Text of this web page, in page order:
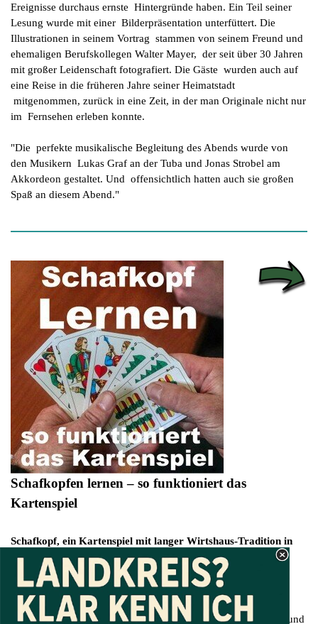
Ereignisse durchaus ernste Hintergründe haben. Ein Teil seiner
Lesung wurde mit einer Bilderpräsentation unterfüttert. Die
Illustrationen in seinem Vortrag stammen von seinem Freund und
ehemaligen Berufskollegen Walter Mayer, der seit über 30 Jahren
mit großer Leidenschaft fotografiert. Die Gäste wurden auch auf
eine Reise in die früheren Jahre seiner Heimatstadt
mitgenommen, zurück in eine Zeit, in der man Originale nicht nur
im Fernsehen erleben konnte.
"Die perfekte musikalische Begleitung des Abends wurde von
den Musikern Lukas Graf an der Tuba und Jonas Strobel am
Akkordeon gestaltet. Und offensichtlich hatten auch sie großen
Spaß an diesem Abend."
Schafkopfen lernen – so funktioniert das
Kartenspiel
Schafkopf, ein Kartenspiel mit langer Wirtshaus-Tradition in
Bayern
6. Oktober 2022
Das Schafkopfen, ein traditionelles Kartenspiel mit tief
verwurzeltem Ursprung in Bayern, ist seit über 500 Jahren ein
fester Bestandteil der dortigen Wirtshauskultur. Als "Kulturgut und